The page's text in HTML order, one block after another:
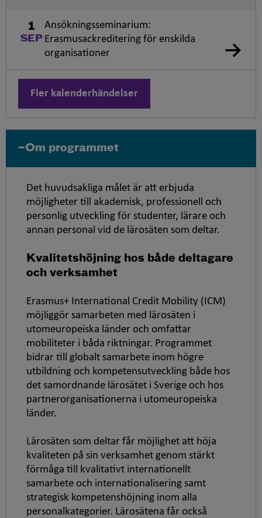
1
SEP
Ansökningsseminarium:
Erasmusackreditering för enskilda
organisationer
Fler kalenderhändelser
Om programmet
Det huvudsakliga målet är att erbjuda
möjligheter till akademisk, professionell och
personlig utveckling för studenter, lärare och
annan personal vid de lärosäten som deltar.
Kvalitetshöjning hos både deltagare
och verksamhet
Erasmus+ International Credit Mobility (ICM)
möjliggör samarbeten med lärosäten i
utomeuropeiska länder och omfattar
mobiliteter i båda riktningar. Programmet
bidrar till globalt samarbete inom högre
utbildning och kompetensutveckling både hos
det samordnande lärosätet i Sverige och hos
partnerorganisationerna i utomeuropeiska
länder.
Lärosäten som deltar får möjlighet att höja
kvaliteten på sin verksamhet genom stärkt
förmåga till kvalitativt internationellt
samarbete och internationalisering samt
strategisk kompetenshöjning inom alla
personalkategorier. Lärosätena får också